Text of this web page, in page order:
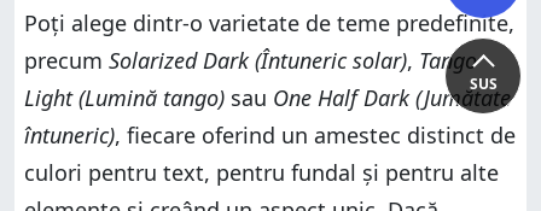
SUS
Poți alege dintr-o varietate de teme predefinite,
precum Solarized Dark (Întuneric solar), Tango
Light (Lumină tango) sau One Half Dark (Jumătate
întuneric), fiecare oferind un amestec distinct de
culori pentru text, pentru fundal și pentru alte